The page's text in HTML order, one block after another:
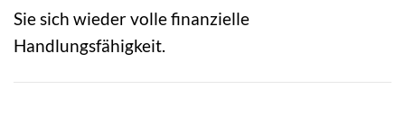
Sie sich wieder volle finanzielle
Handlungsfähigkeit.